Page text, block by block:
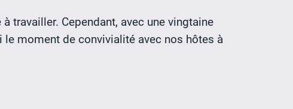
travailler. Cependant, avec une vingtaine
moment de convivialité avec nos hôtes à